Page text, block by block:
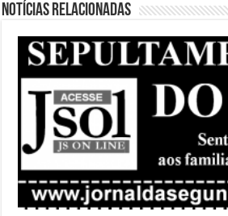
Notícias relacionadas